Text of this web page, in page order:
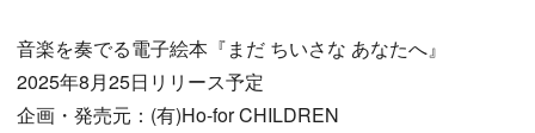
音楽を奏でる電子絵本『まだ ちいさな あなたへ』
2025年8月25日リリース予定
企画・発売元：(有)Ho-for CHILDREN